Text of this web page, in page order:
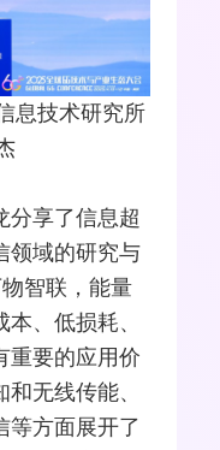
息技术研究所
分享了信息超
领域的研究与
智联，能量
、低损耗、
重要的应用价
和无线传能、
等方面展开了